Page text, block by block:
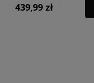
439,99 zł